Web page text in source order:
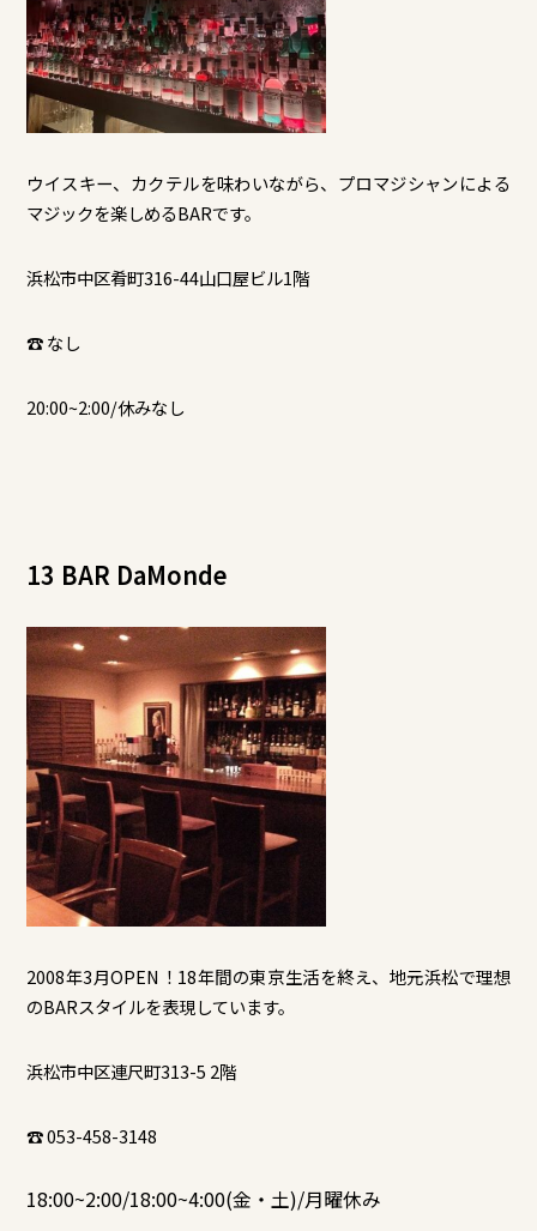
ウイスキー、カクテルを味わいながら、プロマジシャンによる
マジックを楽しめるBARです。
浜松市中区肴町316-44山口屋ビル1階
☎ なし
20:00~2:00/休みなし
13 BAR DaMonde
2008年3月OPEN！18年間の東京生活を終え、地元浜松で理想
のBARスタイルを表現しています。
浜松市中区連尺町313-5 2階
☎ 053-458-3148
18:00~2:00/18:00~4:00(金・土)/月曜休み